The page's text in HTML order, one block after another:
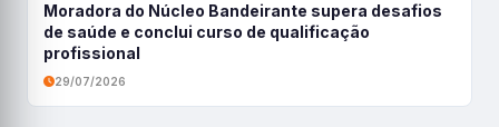
Moradora do Núcleo Bandeirante supera desafios
de saúde e conclui curso de qualificação
profissional
29/07/2026